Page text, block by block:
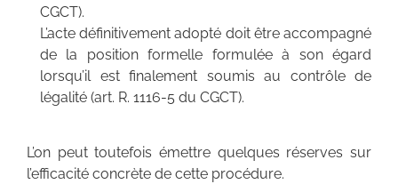
CGCT).
L’acte définitivement adopté doit être accompagné
de la position formelle formulée à son égard
lorsqu’il est finalement soumis au contrôle de
légalité (art. R. 1116-5 du CGCT).
L’on peut toutefois émettre quelques réserves sur
l’efficacité concrète de cette procédure.